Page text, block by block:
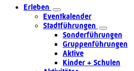
Erleben
Eventkalender
Stadtführungen
Sonderführungen
Gruppenführungen
Aktive
Kinder + Schulen